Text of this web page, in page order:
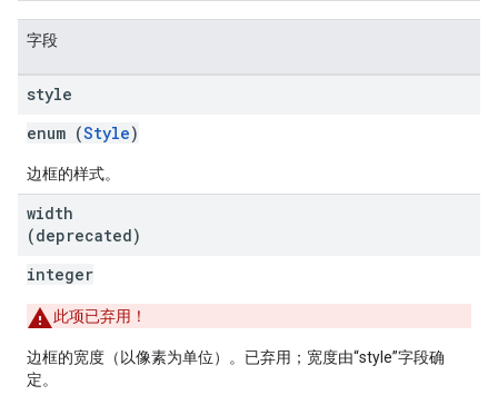
字段
style
enum (Style)
边框的样式。
width
(deprecated)
integer
此项已弃用！
边框的宽度（以像素为单位）。已弃用；宽度由“style”字段确
定。